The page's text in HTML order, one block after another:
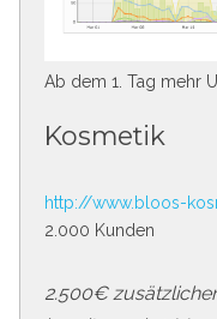
Ab dem 1. Tag mehr
Kosmetik
http://www.bloos-
2.000 Kunden
2.500€